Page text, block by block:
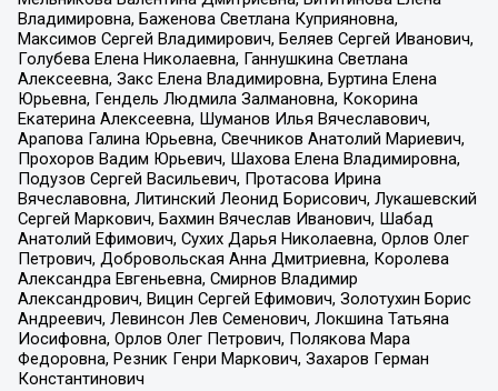
Владимировна, Баженова Светлана Куприяновна,
Максимов Сергей Владимирович, Беляев Сергей Иванович,
Голубева Елена Николаевна, Ганнушкина Светлана
Алексеевна, Закс Елена Владимировна, Буртина Елена
Юрьевна, Гендель Людмила Залмановна, Кокорина
Екатерина Алексеевна, Шуманов Илья Вячеславович,
Арапова Галина Юрьевна, Свечников Анатолий Мариевич,
Прохоров Вадим Юрьевич, Шахова Елена Владимировна,
Подузов Сергей Васильевич, Протасова Ирина
Вячеславовна, Литинский Леонид Борисович, Лукашевский
Сергей Маркович, Бахмин Вячеслав Иванович, Шабад
Анатолий Ефимович, Сухих Дарья Николаевна, Орлов Олег
Петрович, Добровольская Анна Дмитриевна, Королева
Александра Евгеньевна, Смирнов Владимир
Александрович, Вицин Сергей Ефимович, Золотухин Борис
Андреевич, Левинсон Лев Семенович, Локшина Татьяна
Иосифовна, Орлов Олег Петрович, Полякова Мара
Федоровна, Резник Генри Маркович, Захаров Герман
Константинович